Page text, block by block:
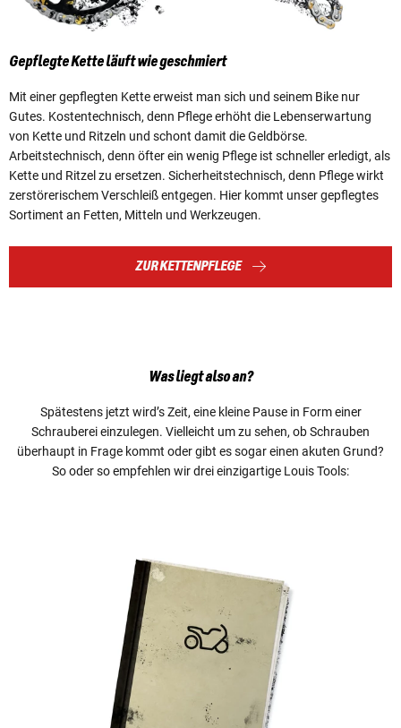
Gepflegte Kette läuft wie geschmiert
Mit einer gepflegten Kette erweist man sich und seinem Bike nur
Gutes. Kostentechnisch, denn Pflege erhöht die Lebenserwartung
von Kette und Ritzeln und schont damit die Geldbörse.
Arbeitstechnisch, denn öfter ein wenig Pflege ist schneller erledigt, als
Kette und Ritzel zu ersetzen. Sicherheitstechnisch, denn Pflege wirkt
zerstörerischem Verschleiß entgegen. Hier kommt unser gepflegtes
Sortiment an Fetten, Mitteln und Werkzeugen.
ZUR KETTENPFLEGE
Was liegt also an?
Spätestens jetzt wird’s Zeit, eine kleine Pause in Form einer
Schrauberei einzulegen. Vielleicht um zu sehen, ob Schrauben
überhaupt in Frage kommt oder gibt es sogar einen akuten Grund?
So oder so empfehlen wir drei einzigartige Louis Tools: